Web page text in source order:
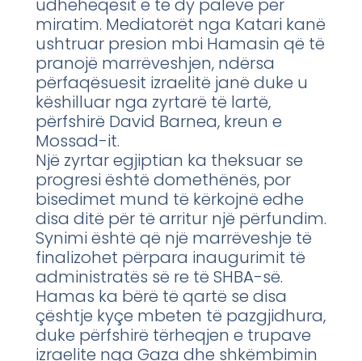
udhëheqësit e të dy palëve për
miratim. Mediatorët nga Katari kanë
ushtruar presion mbi Hamasin që të
pranojë marrëveshjen, ndërsa
përfaqësuesit izraelitë janë duke u
këshilluar nga zyrtarë të lartë,
përfshirë David Barnea, kreun e
Mossad-it.
Një zyrtar egjiptian ka theksuar se
progresi është domethënës, por
bisedimet mund të kërkojnë edhe
disa ditë për të arritur një përfundim.
Synimi është që një marrëveshje të
finalizohet përpara inaugurimit të
administratës së re të SHBA-së.
Hamas ka bërë të qartë se disa
çështje kyçe mbeten të pazgjidhura,
duke përfshirë tërheqjen e trupave
izraelite nga Gaza dhe shkëmbimin